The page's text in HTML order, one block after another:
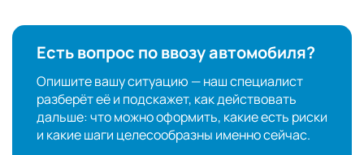
Есть вопрос по ввозу автомобиля?
Опишите вашу ситуацию — наш специалист
разберёт её и подскажет, как действовать
дальше: что можно оформить, какие есть риски
и какие шаги целесообразны именно сейчас.